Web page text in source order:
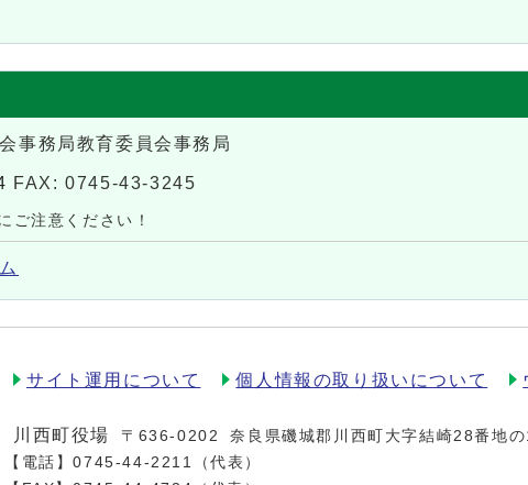
事務局教育委員会事務局
FAX: 0745-43-3245
ご注意ください！
サイト運用について 個人情報の取り扱いについて
川西町役場 〒636-0202
奈良県磯城郡川西町大字結崎28番地の
【電話】0745-44-2211
（代表）